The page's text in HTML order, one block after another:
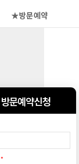
★방문예약
방문예약신청
*